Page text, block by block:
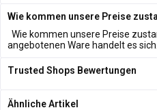
Wie kommen unsere Preise
Wie kommen unsere Preise
angebotenen Ware handelt es sich...
Trusted Shops Bewertungen
Ähnliche Artikel